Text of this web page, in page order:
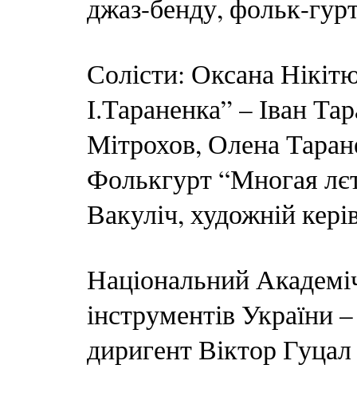
джаз-бенду, фольк-
Солісти: Оксана
І.Тараненка” – Іван
Мітрохов, Олена
Фолькгурт “Многая
Вакуліч, художній
Національний
інструментів України
диригент Віктор Гуцал